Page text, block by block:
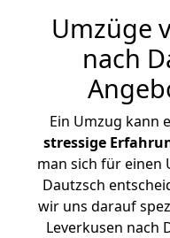
Umzüge
nach
Ein Umzug kann
stressige
man sich für einen
Dautzsch
wir uns darauf
Leverkusen nach